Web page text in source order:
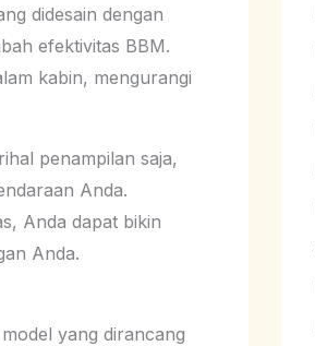
didesain dengan
efektivitas BBM.
kabin, mengurangi
penampilan saja,
Anda.
Anda dapat bikin
Anda.
yang dirancang